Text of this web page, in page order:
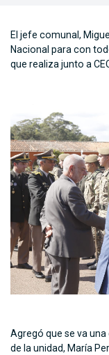
El jefe comunal,
Nacional para con
que realiza junto a
Agregó que se va
de la unidad, María